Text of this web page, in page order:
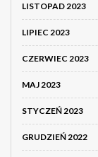
LISTOPAD 2023
LIPIEC 2023
CZERWIEC 2023
MAJ 2023
STYCZEŃ 2023
GRUDZIEŃ 2022